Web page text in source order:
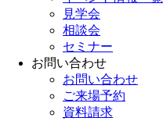
見学会
相談会
セミナー
お問い合わせ
お問い合わせ
ご来場予約
資料請求